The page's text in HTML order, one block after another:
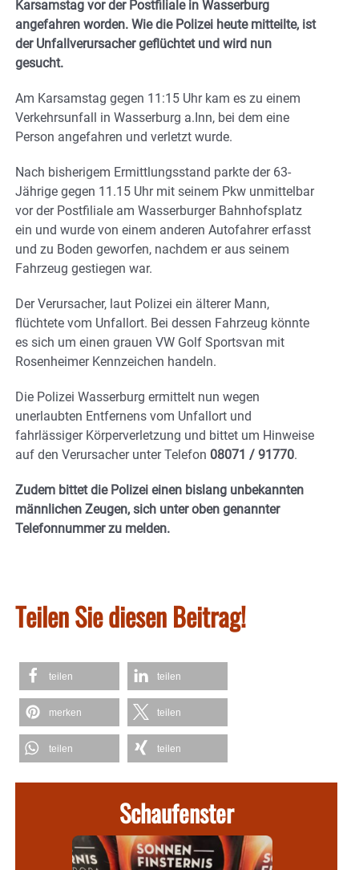
Karsamstag vor der Postfiliale in Wasserburg
angefahren worden. Wie die Polizei heute mitteilte, ist
der Unfallverursacher geflüchtet und wird nun
gesucht.
Am Karsamstag gegen 11:15 Uhr kam es zu einem
Verkehrsunfall in Wasserburg a.Inn, bei dem eine
Person angefahren und verletzt wurde.
Nach bisherigem Ermittlungsstand parkte der 63-
Jährige gegen 11.15 Uhr mit seinem Pkw unmittelbar
vor der Postfiliale am Wasserburger Bahnhofsplatz
ein und wurde von einem anderen Autofahrer erfasst
und zu Boden geworfen, nachdem er aus seinem
Fahrzeug gestiegen war.
Der Verursacher, laut Polizei ein älterer Mann,
flüchtete vom Unfallort. Bei dessen Fahrzeug könnte
es sich um einen grauen VW Golf Sportsvan mit
Rosenheimer Kennzeichen handeln.
Die Polizei Wasserburg ermittelt nun wegen
unerlaubten Entfernens vom Unfallort und
fahrlässiger Körperverletzung und bittet um Hinweise
auf den Verursacher unter Telefon 08071 / 91770.
Zudem bittet die Polizei einen bislang unbekannten
männlichen Zeugen, sich unter oben genannter
Telefonnummer zu melden.
Teilen Sie diesen Beitrag!
teilen teilen
merken teilen
teilen teilen
Schaufenster